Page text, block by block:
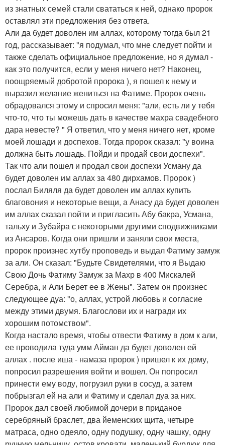
из знатных семей стали свататься к ней, однако пророк
оставлял эти предложения без ответа.
Али да будет доволен им аллах, которому тогда был 21
год, рассказывает: "я подумал, что мне следует пойти и
также сделать официальное предложение, но я думал -
как это получится, если у меня ничего нет? Наконец,
поощряемый добротой пророка ), я пошел к нему и
выразил желание жениться на Фатиме. Пророк очень
обрадовался этому и спросил меня: "али, есть ли у тебя
что-то, что ты можешь дать в качестве махра свадебного
дара невесте? " Я ответил, что у меня ничего нет, кроме
моей лошади и доспехов. Тогда пророк сказал: "у воина
должна быть лошадь. Пойди и продай свои доспехи".
Так что али пошел и продал свои доспехи Усману да
будет доволен им аллах за 480 дирхамов. Пророк )
послал Биляля да будет доволен им аллах купить
благовония и некоторые вещи, а Анасу да будет доволен
им аллах сказал пойти и пригласить Абу бакра, Усмана,
тальху и Зубайра с некоторыми другими сподвижниками
из Ансаров. Когда они пришли и заняли свои места,
пророк произнес хутбу проповедь и выдал Фатиму замуж
за али. Он сказал: "Будьте Свидетелями, что я Выдаю
Свою Дочь Фатиму Замуж за Махр в 400 Мискалей
Серебра, и Али Берет ее в Жены". Затем он произнес
следующее дуа: "о, аллах, устрой любовь и согласие
между этими двумя. Благослови их и награди их
хорошим потомством".
Когда настало время, чтобы отвести Фатиму в дом к али,
ее проводила туда умм Айман да будет доволен ей
аллах . после иша - намаза пророк ) пришел к их дому,
попросил разрешения войти и вошел. Он попросил
принести ему воду, погрузил руки в сосуд, а затем
побрызгал ей на али и Фатиму и сделал дуа за них.
Пророк дал своей любимой дочери в приданое
серебряный браслет, два йеменских щита, четыре
матраса, одно одеяло, одну подушку, одну чашку, одну